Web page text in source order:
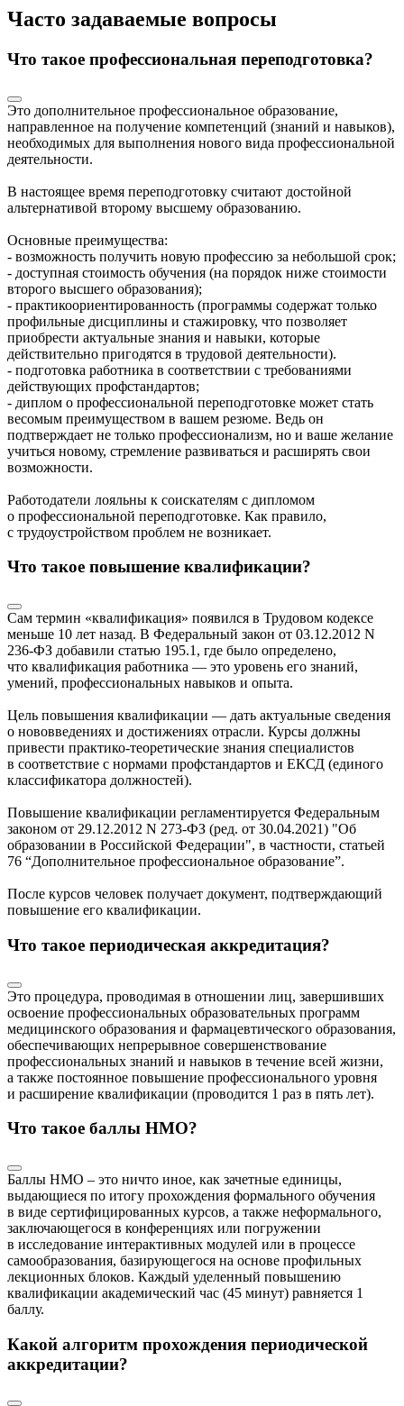
Часто задаваемые вопросы
Что такое профессиональная переподготовка?
Это дополнительное профессиональное образование,
направленное на получение компетенций (знаний и навыков),
необходимых для выполнения нового вида профессиональной
деятельности.
В настоящее время переподготовку считают достойной
альтернативой второму высшему образованию.
Основные преимущества:
- возможность получить новую профессию за небольшой срок;
- доступная стоимость обучения (на порядок ниже стоимости
второго высшего образования);
- практикоориентированность (программы содержат только
профильные дисциплины и стажировку, что позволяет
приобрести актуальные знания и навыки, которые
действительно пригодятся в трудовой деятельности).
- подготовка работника в соответствии с требованиями
действующих профстандартов;
- диплом о профессиональной переподготовке может стать
весомым преимуществом в вашем резюме. Ведь он
подтверждает не только профессионализм, но и ваше желание
учиться новому, стремление развиваться и расширять свои
возможности.
Работодатели лояльны к соискателям с дипломом
о профессиональной переподготовке. Как правило,
с трудоустройством проблем не возникает.
Что такое повышение квалификации?
Сам термин «квалификация» появился в Трудовом кодексе
меньше 10 лет назад. В Федеральный закон от 03.12.2012 N
236-ФЗ добавили статью 195.1, где было определено,
что квалификация работника — это уровень его знаний,
умений, профессиональных навыков и опыта.
Цель повышения квалификации — дать актуальные сведения
о нововведениях и достижениях отрасли. Курсы должны
привести практико-теоретические знания специалистов
в соответствие с нормами профстандартов и ЕКСД (единого
классификатора должностей).
Повышение квалификации регламентируется Федеральным
законом от 29.12.2012 N 273-ФЗ (ред. от 30.04.2021) "Об
образовании в Российской Федерации", в частности, статьей
76 “Дополнительное профессиональное образование”.
После курсов человек получает документ, подтверждающий
повышение его квалификации.
Что такое периодическая аккредитация?
Это процедура, проводимая в отношении лиц, завершивших
освоение профессиональных образовательных программ
медицинского образования и фармацевтического образования,
обеспечивающих непрерывное совершенствование
профессиональных знаний и навыков в течение всей жизни,
а также постоянное повышение профессионального уровня
и расширение квалификации (проводится 1 раз в пять лет).
Что такое баллы НМО?
Баллы НМО – это ничто иное, как зачетные единицы,
выдающиеся по итогу прохождения формального обучения
в виде сертифицированных курсов, а также неформального,
заключающегося в конференциях или погружении
в исследование интерактивных модулей или в процессе
самообразования, базирующегося на основе профильных
лекционных блоков. Каждый уделенный повышению
квалификации академический час (45 минут) равняется 1
баллу.
Какой алгоритм прохождения периодической
аккредитации?